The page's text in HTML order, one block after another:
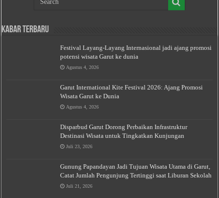
Kabar Terbaru
Festival Layang-Layang Internasional jadi ajang promosi
potensi wisata Garut ke dunia
Agustus 4, 2026
Garut International Kite Festival 2026: Ajang Promosi
Wisata Garut ke Dunia
Agustus 4, 2026
Disparbud Garut Dorong Perbaikan Infrastruktur
Destinasi Wisata untuk Tingkatkan Kunjungan
Juli 23, 2026
Gunung Papandayan Jadi Tujuan Wisata Utama di Garut,
Catat Jumlah Pengunjung Tertinggi saat Liburan Sekolah
Juli 21, 2026